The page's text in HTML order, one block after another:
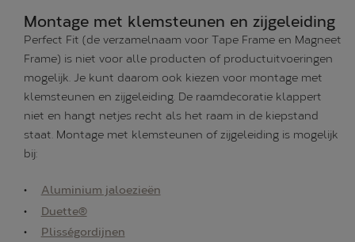
Montage met klemsteunen en zijgeleiding
Perfect Fit (de verzamelnaam voor Tape Frame en Magneet
Frame) is niet voor alle producten of productuitvoeringen
mogelijk. Je kunt daarom ook kiezen voor montage met
klemsteunen en zijgeleiding. De raamdecoratie klappert
niet en hangt netjes recht als het raam in de kiepstand
staat. Montage met klemsteunen of zijgeleiding is mogelijk
bij:
Aluminium jaloezieën
Duette®
Plisségordijnen